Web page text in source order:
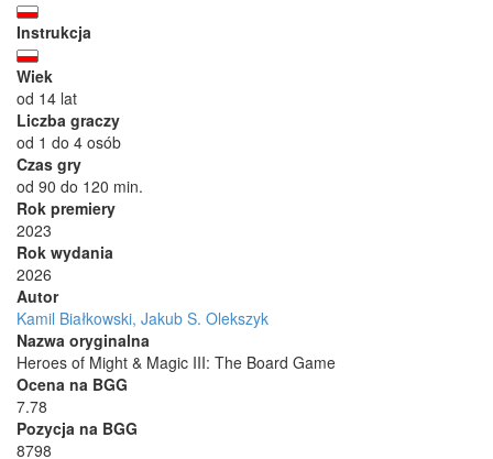
Instrukcja
Wiek
od 14 lat
Liczba graczy
od 1 do 4 osób
Czas gry
od 90 do 120 min.
Rok premiery
2023
Rok wydania
2026
Autor
Kamil Białkowski, Jakub S. Olekszyk
Nazwa oryginalna
Heroes of Might & Magic III: The Board Game
Ocena na BGG
7.78
Pozycja na BGG
8798